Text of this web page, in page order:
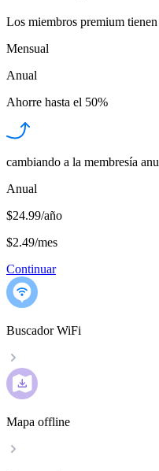
Los miembros premium
Mensual
Anual
Ahorre hasta el 50%
cambiando a la membresía
Anual
$24.99/año
$2.49/mes
Continuar
Buscador WiFi
Mapa offline